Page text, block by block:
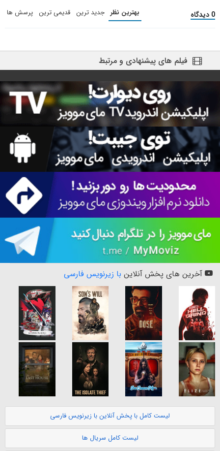
0 دیدگاه بهترین نظر جدید ترین قدیمی ترین پرسش ها
فیلم های پیشنهادی و مرتبط
آخرین های پخش آنلاین با زیرنویس فارسی
لیست کامل با پخش آنلاین با زیرنویس فارسی
لیست کامل سریال ها